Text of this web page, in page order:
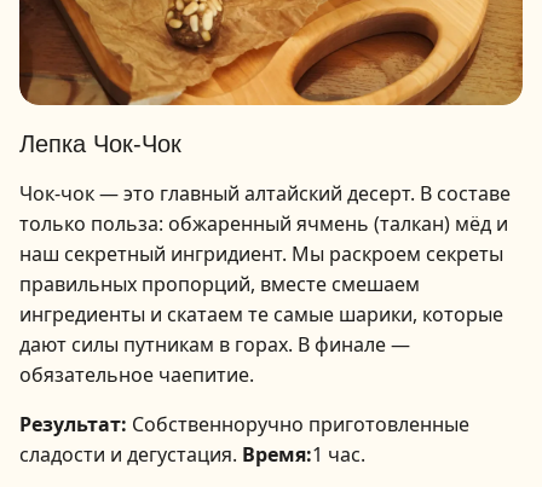
Лепка Чок-Чок
Чок-чок — это главный алтайский десерт. В составе
только польза: обжаренный ячмень (талкан) мёд и
наш секретный ингридиент. Мы раскроем секреты
правильных пропорций, вместе смешаем
ингредиенты и скатаем те самые шарики, которые
дают силы путникам в горах. В финале —
обязательное чаепитие.
Результат: Собственноручно приготовленные
сладости и дегустация. Время:1 час.